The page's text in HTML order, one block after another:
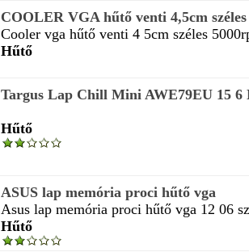
COOLER VGA hűtő venti 4,5cm
Cooler vga hűtő venti 4 5cm széles
Hűtő
Targus Lap Chill Mini AWE79EU 15 6
Hűtő
ASUS lap memória proci hűtő vga
Asus lap memória proci hűtő vga 12 06
Hűtő